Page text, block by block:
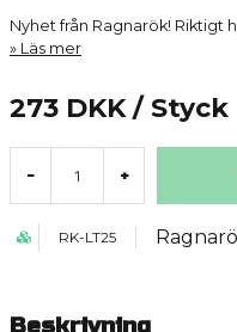
Nyhet från Ragnarök! Riktigt
Läs mer
273 DKK / Styck
- +
RK-LT25
Beskrivning